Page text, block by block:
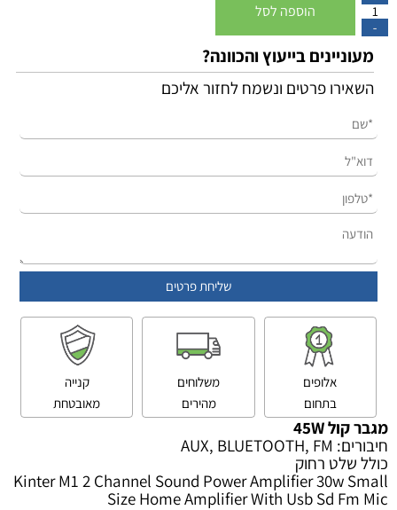
הוספה לסל
מעוניינים בייעוץ והכוונה?
השאירו פרטים ונשמח לחזור אליכם
אלופים
בתחום
משלוחים
מהירים
קנייה
מאובטחת
מגבר קול 45W
חיבורים: AUX, BLUETOOTH, FM
כולל שלט רחוק
Kinter M1 2 Channel Sound Power Amplifier 30w Small
Size Home Amplifier With Usb Sd Fm Mic